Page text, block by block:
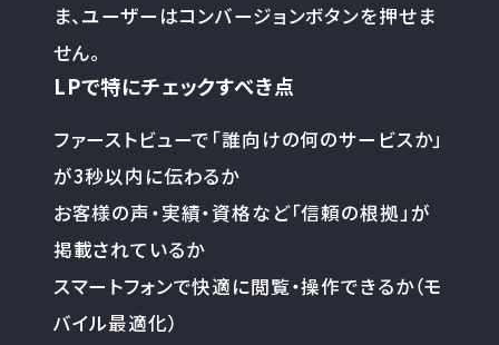
ま、ユーザーはコンバージョンボタンを押せま
せん。
LPで特にチェックすべき点
ファーストビューで「誰向けの何のサービスか」
が3秒以内に伝わるか
お客様の声・実績・資格など「信頼の根拠」が
掲載されているか
スマートフォンで快適に閲覧・操作できるか（モ
バイル最適化）